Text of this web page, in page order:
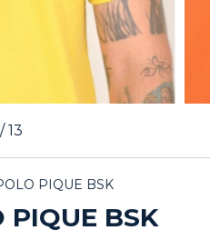
/13
PIQUE BSK
PIQUE BSK